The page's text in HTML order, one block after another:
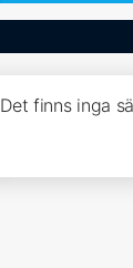
Det finns inga